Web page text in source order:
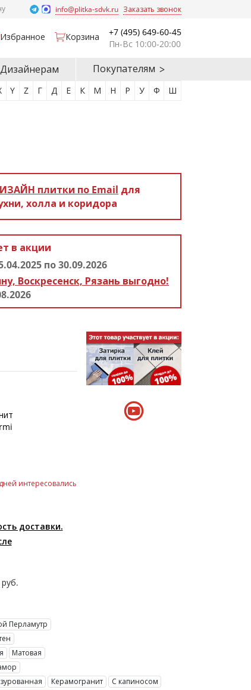
info@plitka-sdvk.ru Заказать звонок
Избранное Корзина
+7 (495) 649-60-45
Пн-Вс 10:00-20:00
Дизайнерам Покупателям
Y Z Г Д Е К М Н Р У Ф Ш
плитки по Email для
холла и коридора
в акции
по 30.09.2026
Воскресенск, Рязань выгодно!
интересовались
доставки.
руб.
Перламутр
Матовая
Керамогранит
С капиносом